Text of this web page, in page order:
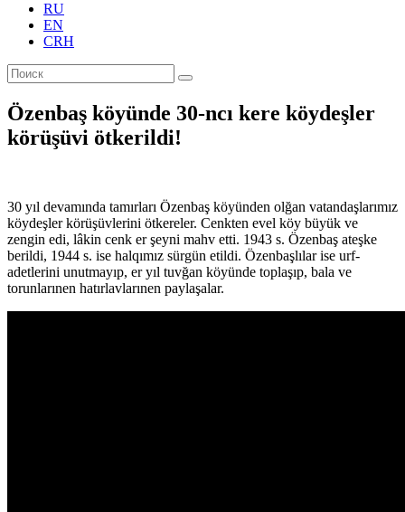
RU
EN
CRH
Özenbaş köyünde 30-ncı kere köydeşler
körüşüvi ötkerildi!
30 yıl devamında tamırları Özenbaş köyünden olğan vatandaşlarımız
köydeşler körüşüvlerini ötkereler. Cenkten evel köy büyük ve
zengin edi, lâkin cenk er şeyni mahv etti. 1943 s. Özenbaş ateşke
berildi, 1944 s. ise halqımız sürgün etildi. Özenbaşlılar ise urf-
adetlerini unutmayıp, er yıl tuvğan köyünde toplaşıp, bala ve
torunlarınen hatırlavlarınen paylaşalar.